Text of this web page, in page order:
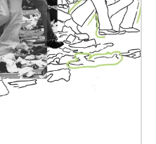
oriente Duración:
a la entrada del
Duración: